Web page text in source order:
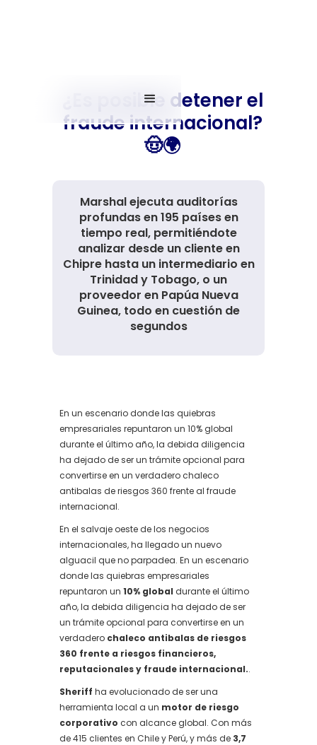
¿Es posible detener el
fraude internacional?
🤠🌍
Marshal ejecuta auditorías
profundas en 195 países en
tiempo real, permitiéndote
analizar desde un cliente en
Chipre hasta un intermediario en
Trinidad y Tobago, o un
proveedor en Papúa Nueva
Guinea, todo en cuestión de
segundos
En un escenario donde las quiebras
empresariales repuntaron un 10% global
durante el último año, la debida diligencia
ha dejado de ser un trámite opcional para
convertirse en un verdadero chaleco
antibalas de riesgos 360 frente al fraude
internacional.
En el salvaje oeste de los negocios
internacionales, ha llegado un nuevo
alguacil que no parpadea. En un escenario
donde las quiebras empresariales
repuntaron un 10% global durante el último
año, la debida diligencia ha dejado de ser
un trámite opcional para convertirse en un
verdadero chaleco antibalas de riesgos
360 frente a riesgos financieros,
reputacionales y fraude internacional..
Sheriff ha evolucionado de ser una
herramienta local a un motor de riesgo
corporativo con alcance global. Con más
de 415 clientes en Chile y Perú, y más de 3,7